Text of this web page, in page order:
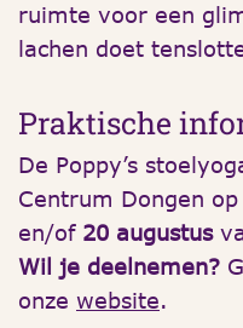
ruimte voor een
lachen doet
Praktische
De Poppy’s
Centrum Dongen
en/of 20 augustus
Wil je deelnemen?
onze website.